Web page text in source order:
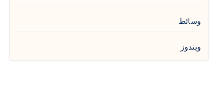
وسائط
ويندوز